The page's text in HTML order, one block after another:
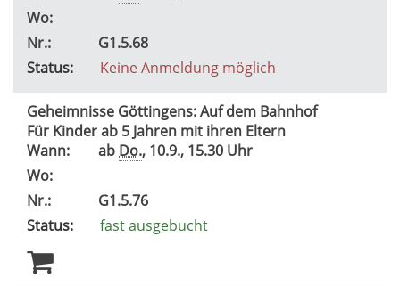
Wo:
Nr.:
G1.5.68
Status:
Keine Anmeldung möglich
Geheimnisse Göttingens: Auf dem Bahnhof
Für Kinder ab 5 Jahren mit ihren Eltern
Wann:
ab Do., 10.9., 15.30 Uhr
Wo:
Nr.:
G1.5.76
Status:
fast ausgebucht